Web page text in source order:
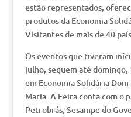
estão representados,
produtos da Economia
Visitantes de mais de 40
Os eventos que tiveram
julho, seguem até
em Economia Solidária
Maria. A Feira conta com o
Petrobrás, Sesampe do